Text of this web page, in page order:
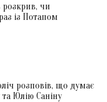
розкрив, чи
із Потапом
розповів, що думає
Юлію Саніну